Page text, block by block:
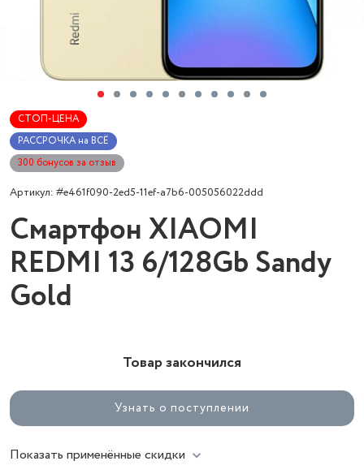
СТОП-ЦЕНА
РАССРОЧКА на ВСЁ
300 бонусов за отзыв
Артикул: #e461f090-2ed5-11ef-a7b6-005056022ddd
Смартфон XIAOMI
REDMI 13 6/128Gb Sandy
Gold
Товар закончился
Узнать о поступлении
Показать применённые скидки